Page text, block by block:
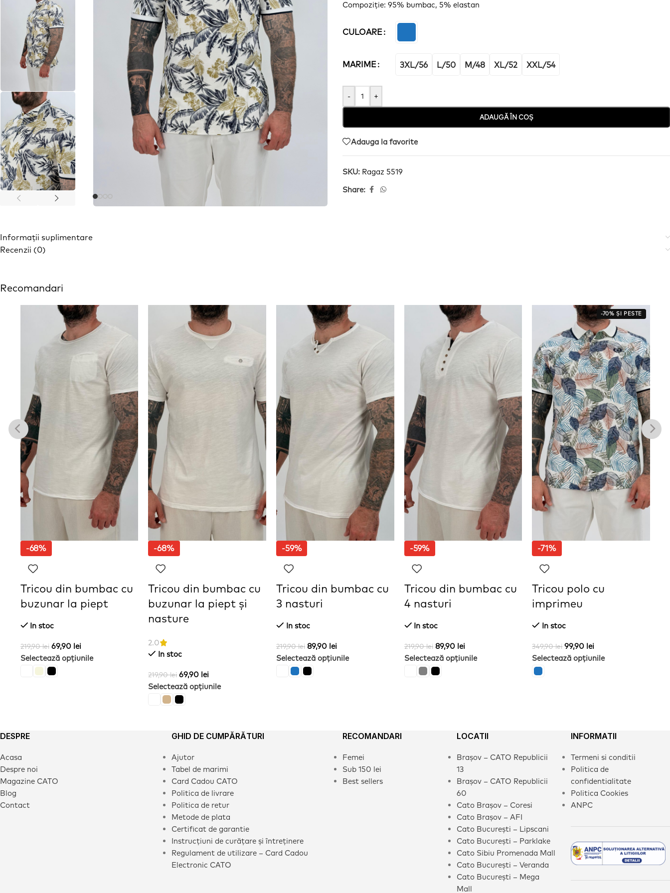
Compoziție: 95% bumbac, 5% elastan
CULOARE
MARIME 3XL/56 L/50 M/48 XL/52 XXL/54
- +
ADAUGĂ ÎN COȘ
Adauga la favorite
SKU: Ragaz 5519
Share:
Informații suplimentare
Recenzii (0)
Recomandari
-68%
Tricou din bumbac cu
buzunar la piept
In stoc
219,90lei 69,90 lei
Selectează opțiunile
-68%
Tricou din bumbac cu
buzunar la piept și
nasture
2.0
In stoc
219,90lei 69,90 lei
Selectează opțiunile
-59%
Tricou din bumbac cu
3 nasturi
In stoc
219,90lei 89,90 lei
Selectează opțiunile
-59%
Tricou din bumbac cu
4 nasturi
In stoc
219,90lei 89,90 lei
Selectează opțiunile
-70% ȘI PESTE
-71%
Tricou polo cu
imprimeu
In stoc
349,90lei 99,90 lei
Selectează opțiunile
DESPRE
Acasa
Despre noi
Magazine CATO
Blog
Contact
GHID DE CUMPĂRĂTURI
Ajutor
Tabel de marimi
Card Cadou CATO
Politica de livrare
Politica de retur
Metode de plata
Certificat de garantie
Instrucțiuni de curățare și întreținere
Regulament de utilizare – Card Cadou
Electronic CATO
RECOMANDARI
Femei
Sub 150 lei
Best sellers
LOCATII
Brașov – CATO Republicii
13
Brașov – CATO Republicii
60
Cato Brașov – Coresi
Cato Brașov – AFI
Cato București – Lipscani
Cato București – Parklake
Cato Sibiu Promenada Mall
Cato București – Veranda
Cato București – Mega
Mall
INFORMATII
Termeni si conditii
Politica de
confidentialitate
Politica Cookies
ANPC